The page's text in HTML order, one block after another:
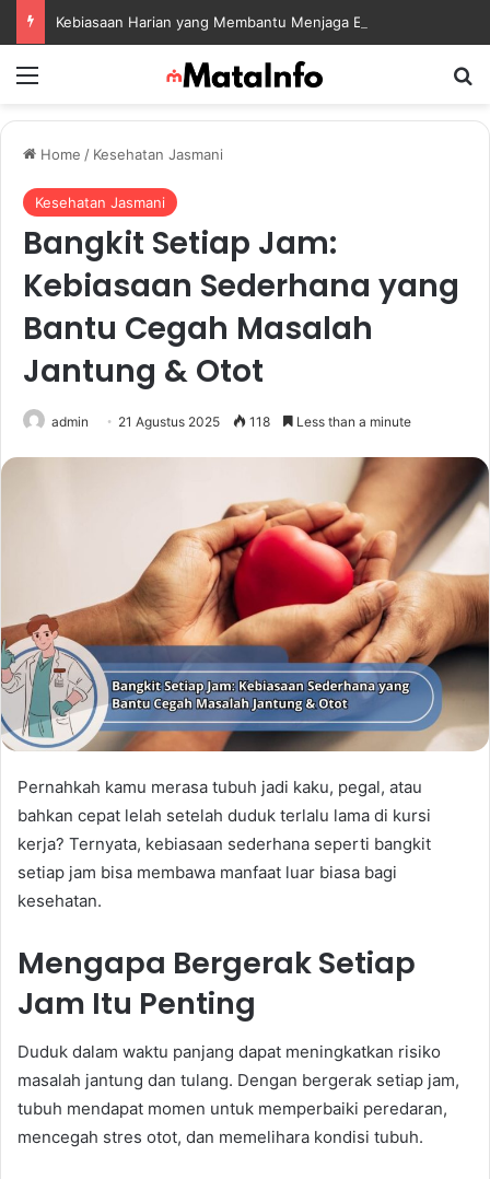
Home / Kesehatan Jasmani
Kesehatan Jasmani
Bangkit Setiap Jam:
Kebiasaan Sederhana yang
Bantu Cegah Masalah
Jantung & Otot
admin 21 Agustus 2025 118 Less than a minute
Pernahkah kamu merasa tubuh jadi kaku, pegal, atau
bahkan cepat lelah setelah duduk terlalu lama di kursi
kerja? Ternyata, kebiasaan sederhana seperti bangkit
setiap jam bisa membawa manfaat luar biasa bagi
kesehatan.
Mengapa Bergerak Setiap
Jam Itu Penting
Duduk dalam waktu panjang dapat meningkatkan risiko
masalah jantung dan tulang. Dengan bergerak setiap jam,
tubuh mendapat momen untuk memperbaiki peredaran,
mencegah stres otot, dan memelihara kondisi tubuh.